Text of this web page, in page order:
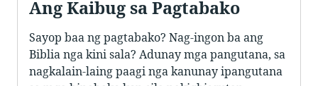
Ang Kaibug sa Pagtabako
Sayop baa ng pagtabako? Nag-ingon ba ang
Biblia nga kini sala? Adunay mga pangutana, sa
nagkalain-laing paagi nga kanunay ipangutana